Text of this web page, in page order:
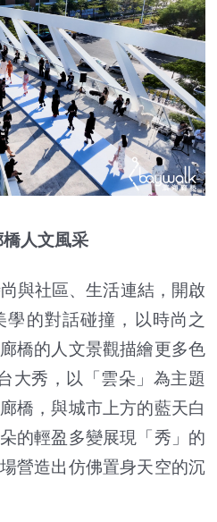
人文風采
與社區、生活連結，開啟
的對話碰撞，以時尚之
橋的人文景觀描繪更多色
大秀，以「雲朵」為主題
橋，與城市上方的藍天白
的輕盈多變展現「秀」的
營造出仿佛置身天空的沉